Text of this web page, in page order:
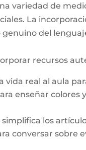
variedad de
La
del
recursos
vida real al aula
enseñar
simplifica los
conversar sobre